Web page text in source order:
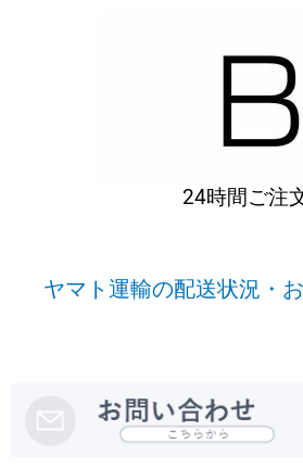
24時間ご注
ヤマト運輸の配送状況・